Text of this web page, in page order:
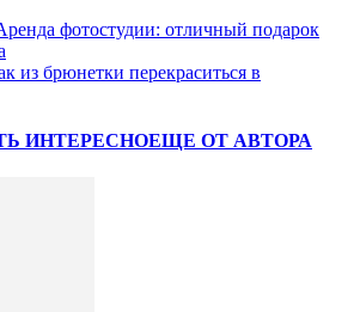
фотостудии: отличный подарок
из брюнетки перекраситься в
ИНТЕРЕСНОЕЩЕ ОТ АВТОРА